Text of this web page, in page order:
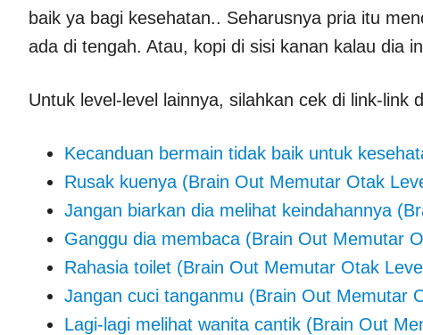
baik ya bagi kesehatan.. Seharusnya pria itu
ada di tengah. Atau, kopi di sisi kanan kalau dia
Untuk level-level lainnya, silahkan cek di link-link
Kecanduan bermain tidak baik untuk
Rusak kuenya (Brain Out Memutar Otak
Jangan biarkan dia melihat keindahannya
Ganggu dia membaca (Brain Out Memutar
Rahasia toilet (Brain Out Memutar Otak
Jangan cuci tanganmu (Brain Out Memutar
Lagi-lagi melihat wanita cantik (Brain Out